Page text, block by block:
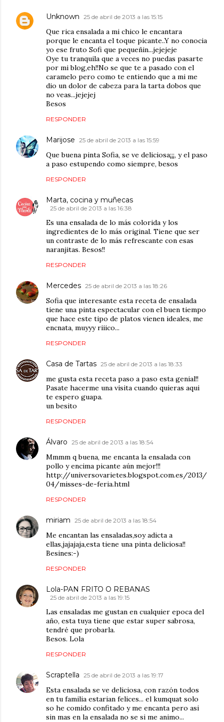
Unknown 25 de abril de 2013 a las 15:15
Que rica ensalada a mi chico le encantara
porque le encanta el toque picante..Y no conocia
yo ese fruto Sofi que pequeñin...jejejeje
Oye tu tranquila que a veces no puedas pasarte
por mi blog,eh!!No se que te a pasado con el
caramelo pero como te entiendo que a mi me
dio un dolor de cabeza para la tarta dobos que
no veas...jejejej
Besos
RESPONDER
Marijose 25 de abril de 2013 a las 15:59
Que buena pinta Sofia, se ve deliciosa¡¡¡, y el paso
a paso estupendo como siempre, besos
RESPONDER
Marta, cocina y muñecas
25 de abril de 2013 a las 16:38
Es una ensalada de lo más colorida y los
ingredientes de lo más original. Tiene que ser
un contraste de lo más refrescante con esas
naranjitas. Besos!!
RESPONDER
Mercedes 25 de abril de 2013 a las 18:26
Sofia que interesante esta receta de ensalada
tiene una pinta espectacular con el buen tiempo
que hace este tipo de platos vienen ideales, me
encnata, muyyy riiico...
RESPONDER
Casa de Tartas 25 de abril de 2013 a las 18:33
me gusta esta receta paso a paso esta genial!!
Pasate hacerme una visita cuando quieras aqui
te espero guapa.
un besito
RESPONDER
Álvaro 25 de abril de 2013 a las 18:54
Mmmm q buena, me encanta la ensalada con
pollo y encima picante aún mejor!!!
http://universovarietes.blogspot.com.es/2013/
04/misses-de-feria.html
RESPONDER
miriam 25 de abril de 2013 a las 18:54
Me encantan las ensaladas,soy adicta a
ellas,jajajaja,esta tiene una pinta deliciosa!!
Besines:-)
RESPONDER
Lola-PAN FRITO O REBANAS
25 de abril de 2013 a las 19:15
Las ensaladas me gustan en cualquier epoca del
año, esta tuya tiene que estar super sabrosa,
tendré que probarla.
Besos. Lola
RESPONDER
Scraptella 25 de abril de 2013 a las 19:17
Esta ensalada se ve deliciosa, con razón todos
en tu familia estarian felices... el kumquat solo
so he comido confitado y me encanta pero asi
sin mas en la ensalada no se si me animo...